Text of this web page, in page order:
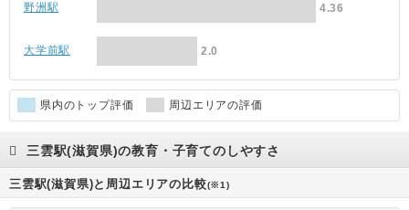
野洲駅 4.36
大学前駅 2.0
県内のトップ評価 周辺エリアの評価
三雲駅(滋賀県)の教育・子育てのしやすさ
三雲駅(滋賀県)と周辺エリアの比較(※1)